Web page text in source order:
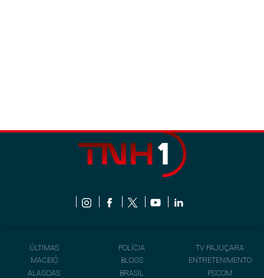
ÚLTIMAS
MACEIÓ
ALAGOAS
POLÍCIA
BLOGS
BRASIL
TV PAJUÇARA
ENTRETENIMENTO
PSCOM